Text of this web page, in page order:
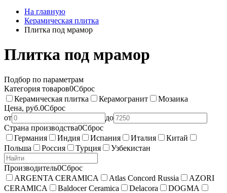
На главную
Керамическая плитка
Плитка под мрамор
Плитка под мрамор
Подбор по параметрам
Категория товаров0Сброс
Керамическая плитка
Керамогранит
Мозаика
Цена, руб.0Сброс
от
до
Страна производства0Сброс
Германия
Индия Испания Италия
Китай
Польша
Россия Турция Узбекистан
Производитель0Сброс
ARGENTA CERAMICA
Atlas Concord Russia
AZORI
CERAMICA
Baldocer Ceramica Delacora
DOGMA